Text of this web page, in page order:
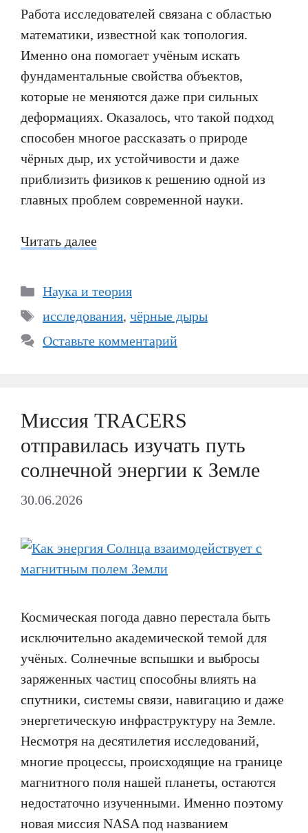
Работа исследователей связана с областью
математики, известной как топология.
Именно она помогает учёным искать
фундаментальные свойства объектов,
которые не меняются даже при сильных
деформациях. Оказалось, что такой подход
способен многое рассказать о природе
чёрных дыр, их устойчивости и даже
приблизить физиков к решению одной из
главных проблем современной науки.
Читать далее
Рубрики
Наука и теория
Метки
исследования, чёрные дыры
Оставьте комментарий
Миссия TRACERS
отправилась изучать путь
солнечной энергии к Земле
30.06.2026
Космическая погода давно перестала быть
исключительно академической темой для
учёных. Солнечные вспышки и выбросы
заряженных частиц способны влиять на
спутники, системы связи, навигацию и даже
энергетическую инфраструктуру на Земле.
Несмотря на десятилетия исследований,
многие процессы, происходящие на границе
магнитного поля нашей планеты, остаются
недостаточно изученными. Именно поэтому
новая миссия NASA под названием